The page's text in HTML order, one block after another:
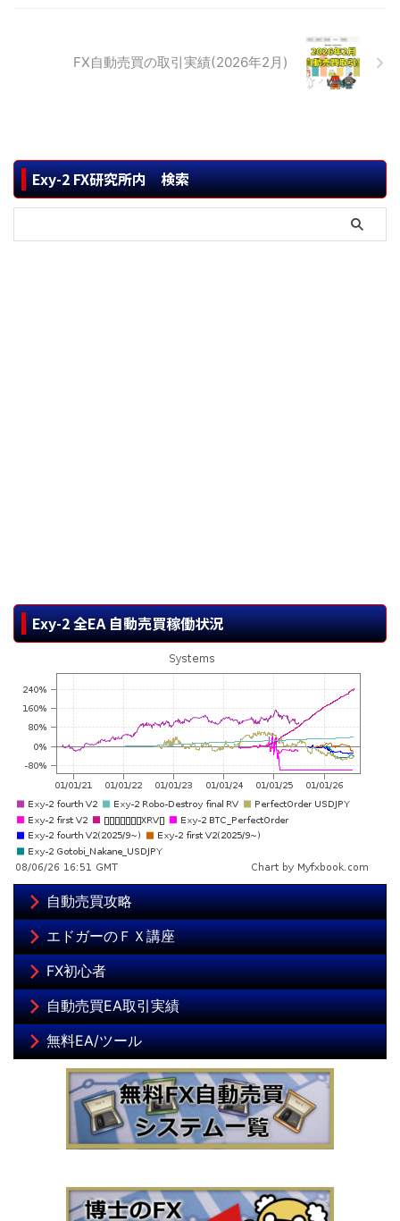
FX自動売買の取引実績(2026年2月)
Exy-2 FX研究所内 検索
Exy-2 全EA 自動売買稼働状況
自動売買攻略
エドガーのＦＸ講座
FX初心者
自動売買EA取引実績
無料EA/ツール